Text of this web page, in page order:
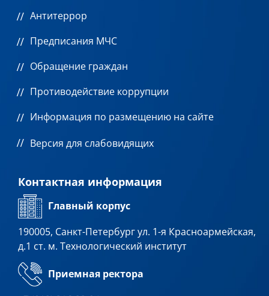
Антитеррор
Предписания МЧС
Обращение граждан
Противодействие коррупции
Информация по размещению на сайте
Версия для слабовидящих
Контактная информация
Главный корпус
190005, Санкт-Петербург ул. 1-я Красноармейская,
д.1 ст. м. Технологический институт
Приемная ректора